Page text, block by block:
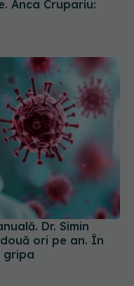
ori pe an. În
gripa